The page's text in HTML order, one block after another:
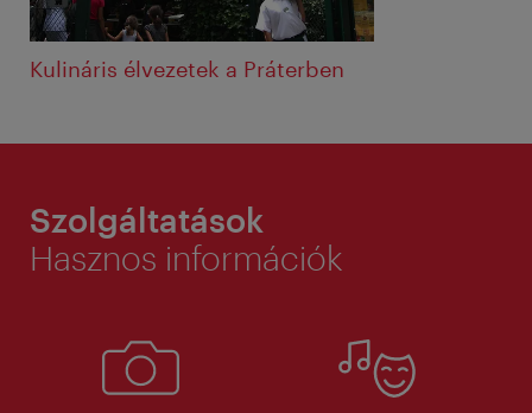
Kulináris élvezetek a Práterben
Szolgáltatások
Hasznos információk